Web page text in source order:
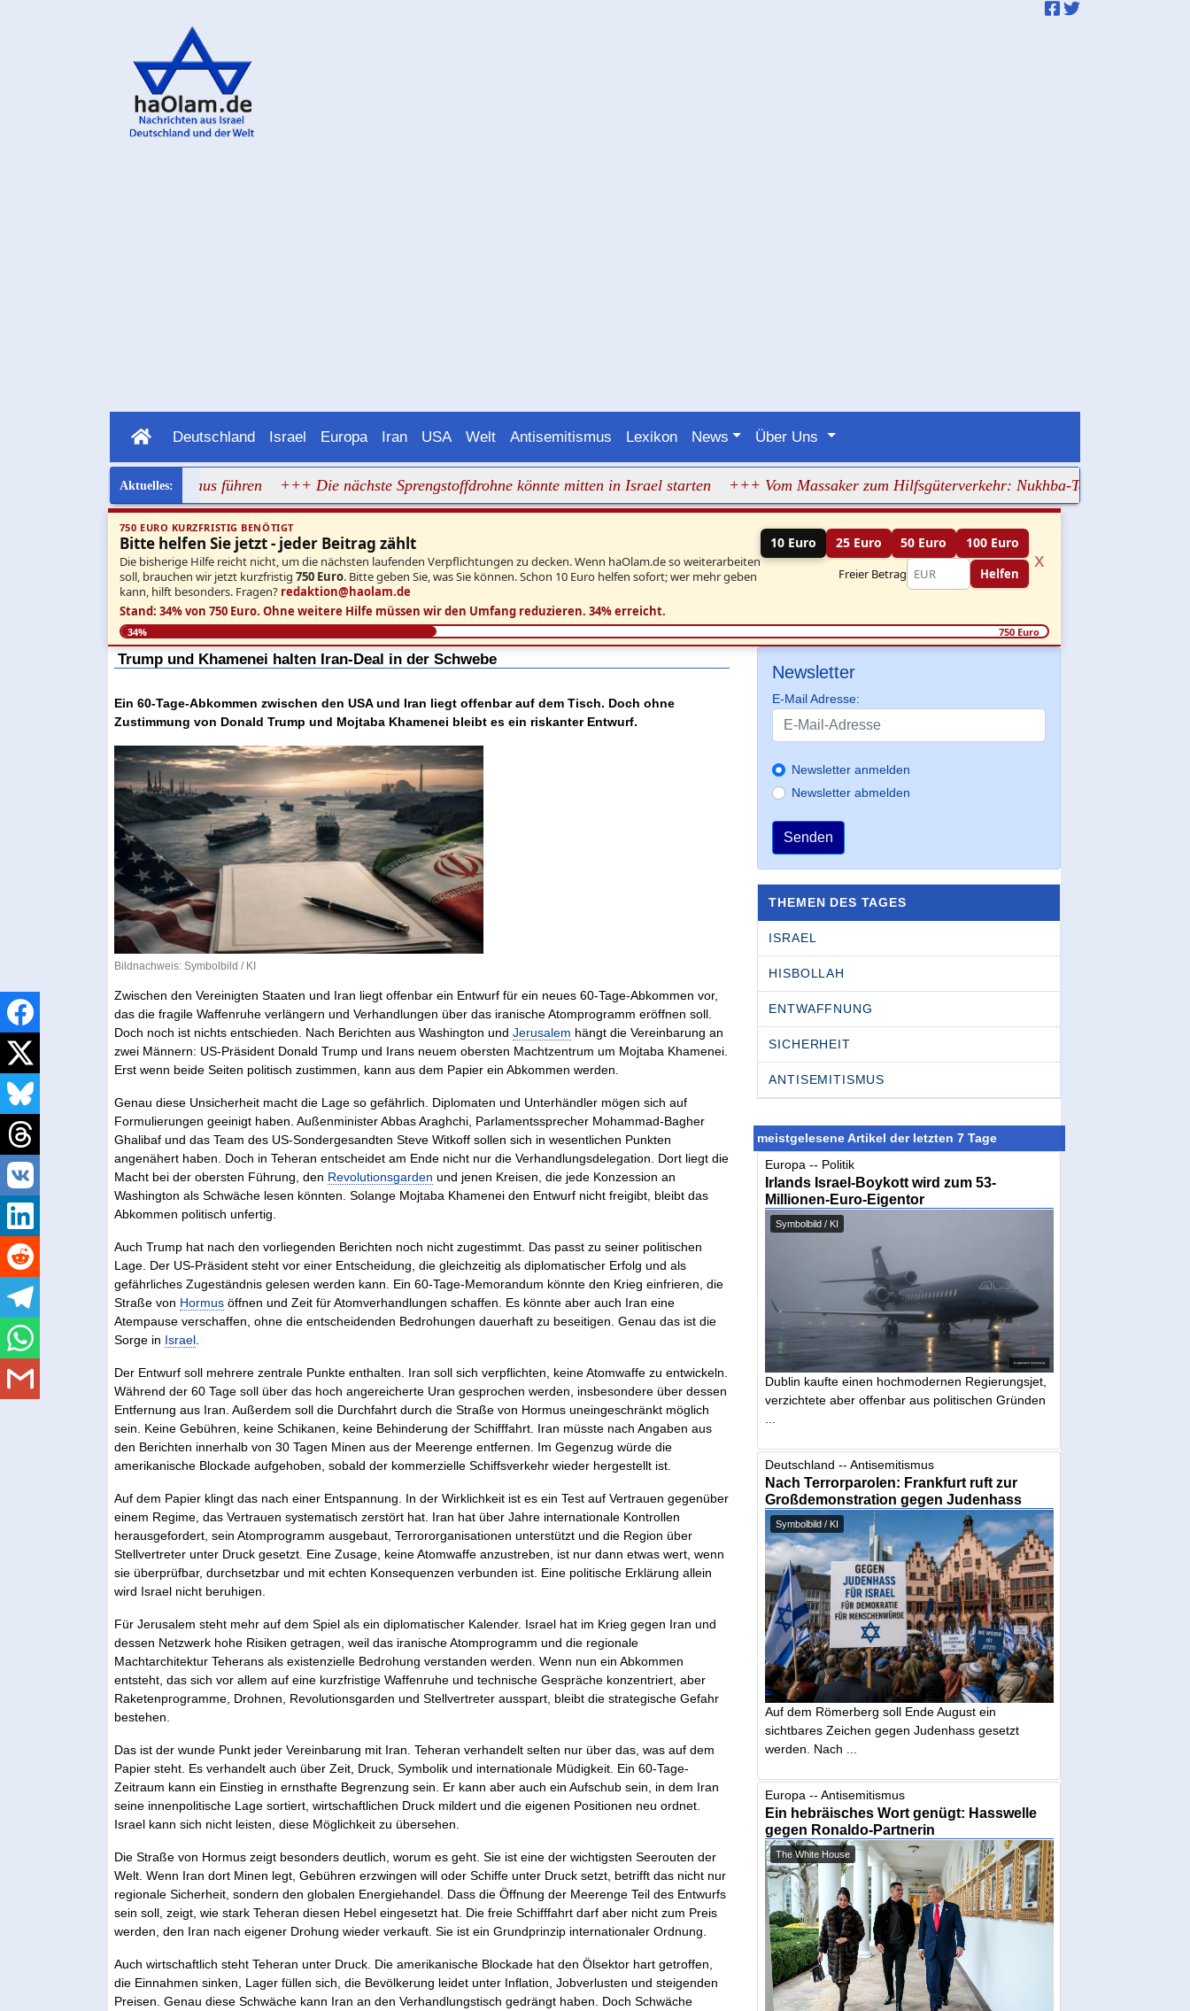
Deutschland Israel Europa Iran USA Welt Antisemitismus Lexikon News Über Uns
ins New Yorker Rathaus führen +++ Die nächste Sprengstoffdrohne könnte mitten in Israel starten +++ Vom Massaker zum Hilfsgüterverkehr: Nukhba-Terrorist bei Kerem
750 EURO KURZFRISTIG BENÖTIGT
Bitte helfen Sie jetzt - jeder Beitrag zählt
Die bisherige Hilfe reicht nicht, um die nächsten laufenden Verpflichtungen zu decken. Wenn haOlam.de so weiterarbeiten
soll, brauchen wir jetzt kurzfristig 750 Euro. Bitte geben Sie, was Sie können. Schon 10 Euro helfen sofort; wer mehr geben
kann, hilft besonders. Fragen? redaktion@haolam.de
10 Euro 25 Euro 50 Euro 100 Euro
Freier Betrag Helfen
x
Stand: 34% von 750 Euro. Ohne weitere Hilfe müssen wir den Umfang reduzieren. 34% erreicht.
34% 750 Euro
Trump und Khamenei halten Iran-Deal in der Schwebe
Ein 60-Tage-Abkommen zwischen den USA und Iran liegt offenbar auf dem Tisch. Doch ohne
Zustimmung von Donald Trump und Mojtaba Khamenei bleibt es ein riskanter Entwurf.
Bildnachweis: Symbolbild / KI
Zwischen den Vereinigten Staaten und Iran liegt offenbar ein Entwurf für ein neues 60-Tage-Abkommen vor,
das die fragile Waffenruhe verlängern und Verhandlungen über das iranische Atomprogramm eröffnen soll.
Doch noch ist nichts entschieden. Nach Berichten aus Washington undJerusalem hängt die Vereinbarung an
zwei Männern: US-Präsident Donald Trump und Irans neuem obersten Machtzentrum um Mojtaba Khamenei.
Erst wenn beide Seiten politisch zustimmen, kann aus dem Papier ein Abkommen werden.
Genau diese Unsicherheit macht die Lage so gefährlich. Diplomaten und Unterhändler mögen sich auf
Formulierungen geeinigt haben. Außenminister Abbas Araghchi, Parlamentssprecher Mohammad-Bagher
Ghalibaf und das Team des US-Sondergesandten Steve Witkoff sollen sich in wesentlichen Punkten
angenähert haben. Doch in Teheran entscheidet am Ende nicht nur die Verhandlungsdelegation. Dort liegt die
Macht bei der obersten Führung, den Revolutionsgarden und jenen Kreisen, die jede Konzession an
Washington als Schwäche lesen könnten. Solange Mojtaba Khamenei den Entwurf nicht freigibt, bleibt das
Abkommen politisch unfertig.
Auch Trump hat nach den vorliegenden Berichten noch nicht zugestimmt. Das passt zu seiner politischen
Lage. Der US-Präsident steht vor einer Entscheidung, die gleichzeitig als diplomatischer Erfolg und als
gefährliches Zugeständnis gelesen werden kann. Ein 60-Tage-Memorandum könnte den Krieg einfrieren, die
Straße von Hormus öffnen und Zeit für Atomverhandlungen schaffen. Es könnte aber auch Iran eine
Atempause verschaffen, ohne die entscheidenden Bedrohungen dauerhaft zu beseitigen. Genau das ist die
Sorge in Israel
Der Entwurf soll mehrere zentrale Punkte enthalten. Iran soll sich verpflichten, keine Atomwaffe zu entwickeln.
Während der 60 Tage soll über das hoch angereicherte Uran gesprochen werden, insbesondere über dessen
Entfernung aus Iran. Außerdem soll die Durchfahrt durch die Straße von Hormus uneingeschränkt möglich
sein. Keine Gebühren, keine Schikanen, keine Behinderung der Schifffahrt. Iran müsste nach Angaben aus
den Berichten innerhalb von 30 Tagen Minen aus der Meerenge entfernen. Im Gegenzug würde die
amerikanische Blockade aufgehoben, sobald der kommerzielle Schiffsverkehr wieder hergestellt ist.
Auf dem Papier klingt das nach einer Entspannung. In der Wirklichkeit ist es ein Test auf Vertrauen gegenüber
einem Regime, das Vertrauen systematisch zerstört hat. Iran hat über Jahre internationale Kontrollen
herausgefordert, sein Atomprogramm ausgebaut, Terrororganisationen unterstützt und die Region über
Stellvertreter unter Druck gesetzt. Eine Zusage, keine Atomwaffe anzustreben, ist nur dann etwas wert, wenn
sie überprüfbar, durchsetzbar und mit echten Konsequenzen verbunden ist. Eine politische Erklärung allein
wird Israel nicht beruhigen.
Für Jerusalem steht mehr auf dem Spiel als ein diplomatischer Kalender. Israel hat im Krieg gegen Iran und
dessen Netzwerk hohe Risiken getragen, weil das iranische Atomprogramm und die regionale
Machtarchitektur Teherans als existenzielle Bedrohung verstanden werden. Wenn nun ein Abkommen
entsteht, das sich vor allem auf eine kurzfristige Waffenruhe und technische Gespräche konzentriert, aber
Raketenprogramme, Drohnen, Revolutionsgarden und Stellvertreter ausspart, bleibt die strategische Gefahr
bestehen.
Das ist der wunde Punkt jeder Vereinbarung mit Iran. Teheran verhandelt selten nur über das, was auf dem
Papier steht. Es verhandelt auch über Zeit, Druck, Symbolik und internationale Müdigkeit. Ein 60-Tage-
Zeitraum kann ein Einstieg in ernsthafte Begrenzung sein. Er kann aber auch ein Aufschub sein, in dem Iran
seine innenpolitische Lage sortiert, wirtschaftlichen Druck mildert und die eigenen Positionen neu ordnet.
Israel kann sich nicht leisten, diese Möglichkeit zu übersehen.
Die Straße von Hormus zeigt besonders deutlich, worum es geht. Sie ist eine der wichtigsten Seerouten der
Welt. Wenn Iran dort Minen legt, Gebühren erzwingen will oder Schiffe unter Druck setzt, betrifft das nicht nur
regionale Sicherheit, sondern den globalen Energiehandel. Dass die Öffnung der Meerenge Teil des Entwurfs
sein soll, zeigt, wie stark Teheran diesen Hebel eingesetzt hat. Die freie Schifffahrt darf aber nicht zum Preis
werden, den Iran nach eigener Drohung wieder verkauft. Sie ist ein Grundprinzip internationaler Ordnung.
Auch wirtschaftlich steht Teheran unter Druck. Die amerikanische Blockade hat den Ölsektor hart getroffen,
die Einnahmen sinken, Lager füllen sich, die Bevölkerung leidet unter Inflation, Jobverlusten und steigenden
Preisen. Genau diese Schwäche kann Iran an den Verhandlungstisch gedrängt haben. Doch Schwäche
Newsletter
E-Mail Adresse:
Newsletter anmelden
Newsletter abmelden
Senden
THEMEN DES TAGES
ISRAEL
HISBOLLAH
ENTWAFFNUNG
SICHERHEIT
ANTISEMITISMUS
meistgelesene Artikel der letzten 7 Tage
Europa -- Politik
Irlands Israel-Boykott wird zum 53-
Millionen-Euro-Eigentor
Symbolbild / KI
Dublin kaufte einen hochmodernen Regierungsjet,
verzichtete aber offenbar aus politischen Gründen
Deutschland -- Antisemitismus
Nach Terrorparolen: Frankfurt ruft zur
Großdemonstration gegen Judenhass
Symbolbild / KI
Auf dem Römerberg soll Ende August ein
sichtbares Zeichen gegen Judenhass gesetzt
werden. Nach ...
Europa -- Antisemitismus
Ein hebräisches Wort genügt: Hasswelle
gegen Ronaldo-Partnerin
The White House